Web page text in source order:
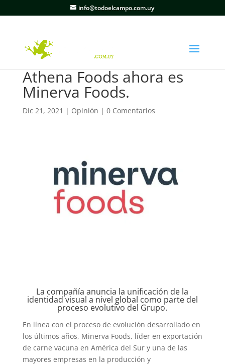
info@todoelcampo.com.uy
Athena Foods ahora es
Minerva Foods.
Dic 21, 2021 | Opinión | 0 Comentarios
La compañía anuncia la unificación de la
identidad visual a nivel global como parte del
proceso evolutivo del Grupo.
En línea con el proceso de evolución desarrollado en
los últimos años, Minerva Foods, líder en exportación
de carne vacuna en América del Sur y una de las
mayores empresas en la producción y